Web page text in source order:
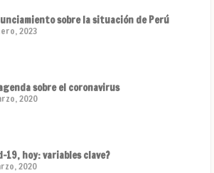
sobre la situación de Perú
2023
sobre el coronavirus
2020
19, hoy: variables clave?
2020